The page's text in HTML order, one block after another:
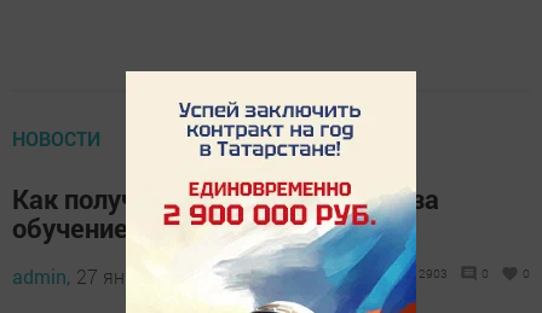
НОВОСТИ
Как получить налоговый вычет за
обучение?
admin, 27 января 2020 - 18:19 2903 0 0